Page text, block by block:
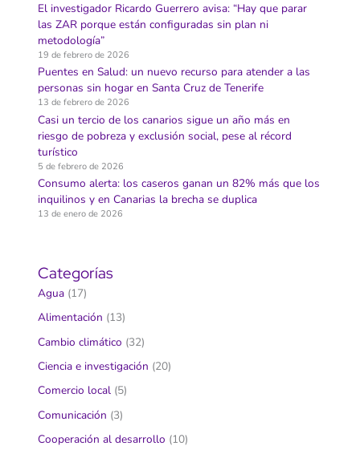
El investigador Ricardo Guerrero avisa: “Hay que parar
las ZAR porque están configuradas sin plan ni
metodología”
19 de febrero de 2026
Puentes en Salud: un nuevo recurso para atender a las
personas sin hogar en Santa Cruz de Tenerife
13 de febrero de 2026
Casi un tercio de los canarios sigue un año más en
riesgo de pobreza y exclusión social, pese al récord
turístico
5 de febrero de 2026
Consumo alerta: los caseros ganan un 82% más que los
inquilinos y en Canarias la brecha se duplica
13 de enero de 2026
Categorías
Agua (17)
Alimentación (13)
Cambio climático (32)
Ciencia e investigación (20)
Comercio local (5)
Comunicación (3)
Cooperación al desarrollo (10)